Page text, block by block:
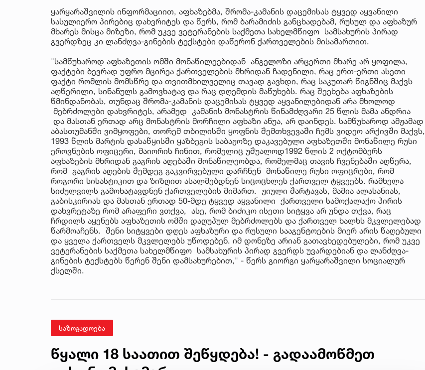
ყარყარაშვილის ინფორმაციით, აფხაზებმა, შრომა-კამანის დაცემისას ტყვედ აყვანილი
სასულიერო პირებიც დახვრიტეს და წერს, რომ ბარამიძის განცხადებამ, რუსულ და აფხაზურ
მხარეს მისცა მიზეზი, რომ უკვე ვეტერანების საქმეთა სახელმწიფო სამსახურის პირად
გვერდზეც კი ლანძღვა-გინების ტექსტები დაწერონ ქართველების მისამართით.
"სამწუხაროდ აფხაზეთის ომში მონაწილეებიდან ანგელოზი არცერთი მხარე არ ყოფილა,
ფაქტები ბევრად უფრო მცირეა ქართველების მხრიდან ჩადენილი, რაც ერთ-ერთი ასეთი
ფაქტი რომლის მომსწრე და თვითმხილველიც თავად გავხდი, რაც საკუთარ წიგნშიც მაქვს
აღწერილი, სინანულს გამოვხატავ და რაც დღემდის მაწუხებს. რაც შეეხება აფხაზების
წმინდანობას, თუნდაც შრომა-კამანის დაცემისას ტყვედ აყვანილებიდან არა მხოლოდ
მებრძოლები დახვრიტეს, არამედ კამანის მონასტრის წინამძღვარი 25 წლის მამა ანდრია
და მასთან ერთად არც მონასტრის მორჩილი აფხაზი ანუა, არ დაინდეს. სამწუხაროდ ამჟამად
აბასთუმანში ვიმყოფები, თორემ თბილისში ყოფნის შემთხვევაში ჩემს ვიდეო არქივში მაქვს,
1993 წლის მარტის დასაწყისში ყაზბეგის საბაჟოზე დაკავებული აფხაზეთში მონაწილე რუსი
ეროვნების ოფიცერი, მაიორის ჩინით, რომელიც უშუალოდ1992 წლის 2 ოქტომბერს
აფხაზების მხრიდან გაგრის აღებაში მონაწილეობდა, რომელმაც თავის ჩვენებაში აღწერა,
რომ გაგრის აღების შემდეგ გაკვირვებული დარჩნენ მონაწილე რუსი ოფიცრები, რომ
როგორი სისასტიკით და ზიზღით ასალმებდნენ სიცოცხლეს ქართველ ტყვეებს. რამხელა
სიძულვილს გამოხატავდნენ ქართველების მიმართ. ჟიული შარტავას, მამია ალასანიას,
გაბისკირიას და მასთან ერთად 50-მდე ტყვედ აყვანილი ქართველი სამოქალაქო პირის
დახვრეტაზე რომ არაფერი ვთქვა, ასე, რომ ბიძიკო ისეთი სიტყვა არ უნდა თქვა, რაც
ჩრდილს აყენებს აფხაზეთის ომში დაღუპულ მებრძოლებს და ქართველ ხალხს მკვლელებად
წარმოაჩენს. შენი სიტყვები დღეს აფხაზური და რუსული სააგენტოების მიერ არის წაღებული
და ყველა ქართველს მკვლელებს უწოდებენ. იმ დონეზე არიან გათავხედებულები, რომ უკვე
ვეტერანების საქმეთა სახელმწიფო სამსახურის პირად გვერდს უვარდებიან და ლანძღვა-
გინების ტექსტებს წერენ შენი დამსახურებით," - წერს გიორგი ყარყარაშვილი სოციალურ
ქსელში.
საზოგადოება
წყალი 18 საათით შეწყდება! - გადაამოწმეთ